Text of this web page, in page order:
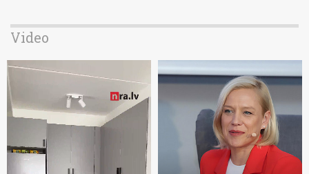
Video